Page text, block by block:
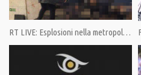
Category: News
PrimoPiano
Tags:Giulietto Chiesa,Pandora TV,PandoraTV
RT LIVE: Esplosioni nella metropolitana di San Pietroburgo. Almeno dieci i morti